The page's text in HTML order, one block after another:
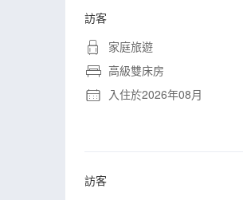
訪客
家庭旅遊
高級雙床房
入住於2026年08月
訪客